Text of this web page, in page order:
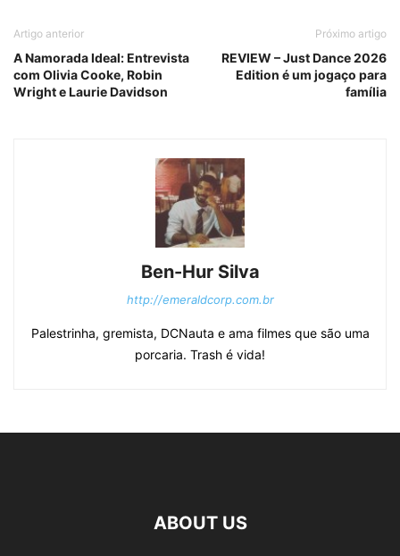
Artigo anterior
A Namorada Ideal: Entrevista
com Olivia Cooke, Robin
Wright e Laurie Davidson
Próximo artigo
REVIEW – Just Dance 2026
Edition é um jogaço para
família
Ben-Hur Silva
http://emeraldcorp.com.br
Palestrinha, gremista, DCNauta e ama filmes que são uma
porcaria. Trash é vida!
ABOUT US